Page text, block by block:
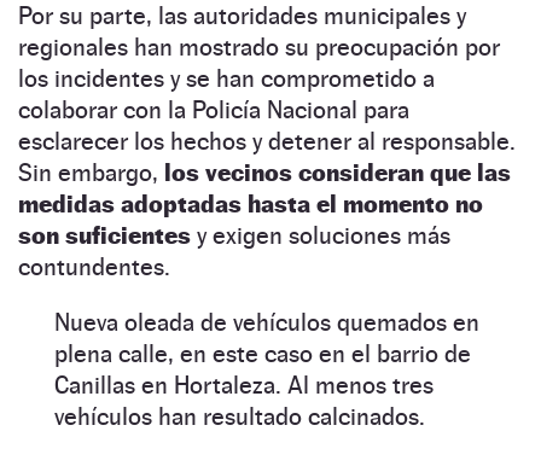
Por su parte, las autoridades municipales y
regionales han mostrado su preocupación por
los incidentes y se han comprometido a
colaborar con la Policía Nacional para
esclarecer los hechos y detener al responsable.
Sin embargo, los vecinos consideran que las
medidas adoptadas hasta el momento no
son suficientes y exigen soluciones más
contundentes.
Nueva oleada de vehículos quemados en
plena calle, en este caso en el barrio de
Canillas en Hortaleza. Al menos tres
vehículos han resultado calcinados.